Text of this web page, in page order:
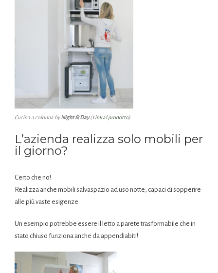
Cucina a colonna byNight & Day(Link al prodotto)
L’azienda realizza solo mobili per
il giorno?
Certo che no!
Realizza anche mobili salvaspazio ad uso notte, capaci di sopperire
alle più vaste esigenze.
Un esempio potrebbe essere il letto a parete trasformabile che in
stato chiuso funziona anche da appendiabiti!